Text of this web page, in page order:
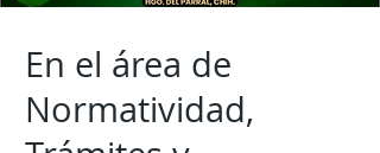
En el área de
Normatividad,